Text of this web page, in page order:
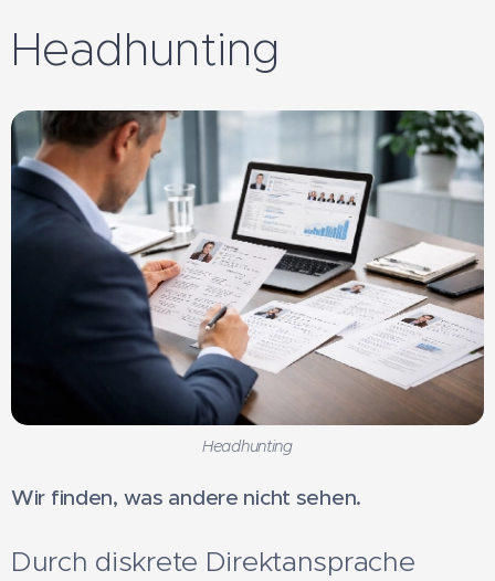
Headhunting
Headhunting
Wir finden, was andere nicht sehen.
Durch diskrete Direktansprache